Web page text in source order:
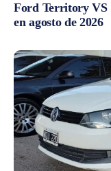
Ford Territory VS
en agosto de 2026